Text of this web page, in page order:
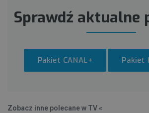
Sprawdź aktualne
Pakiet CANAL+ Pakiet
Zobacz inne polecane w TV «